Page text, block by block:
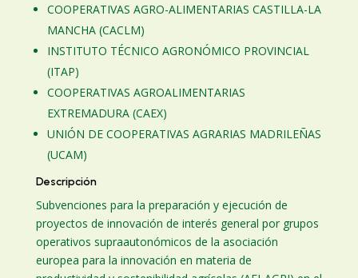
COOPERATIVAS AGRO-ALIMENTARIAS CASTILLA-LA
MANCHA (CACLM)
INSTITUTO TÉCNICO AGRONÓMICO PROVINCIAL
(ITAP)
COOPERATIVAS AGROALIMENTARIAS
EXTREMADURA (CAEX)
UNIÓN DE COOPERATIVAS AGRARIAS MADRILEÑAS
(UCAM)
Descripción
Subvenciones para la preparación y ejecución de
proyectos de innovación de interés general por grupos
operativos supraautonómicos de la asociación
europea para la innovación en materia de